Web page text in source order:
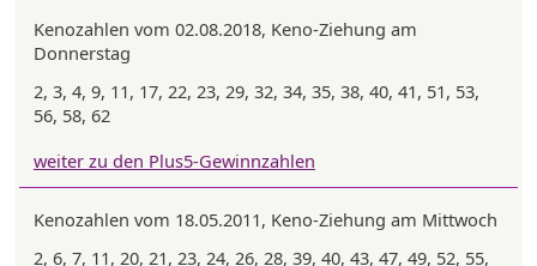
Kenozahlen vom 02.08.2018, Keno-Ziehung am
Donnerstag
2, 3, 4, 9, 11, 17, 22, 23, 29, 32, 34, 35, 38, 40, 41, 51, 53,
56, 58, 62
weiter zu den Plus5-Gewinnzahlen
Kenozahlen vom 18.05.2011, Keno-Ziehung am Mittwoch
2, 6, 7, 11, 20, 21, 23, 24, 26, 28, 39, 40, 43, 47, 49, 52, 55,